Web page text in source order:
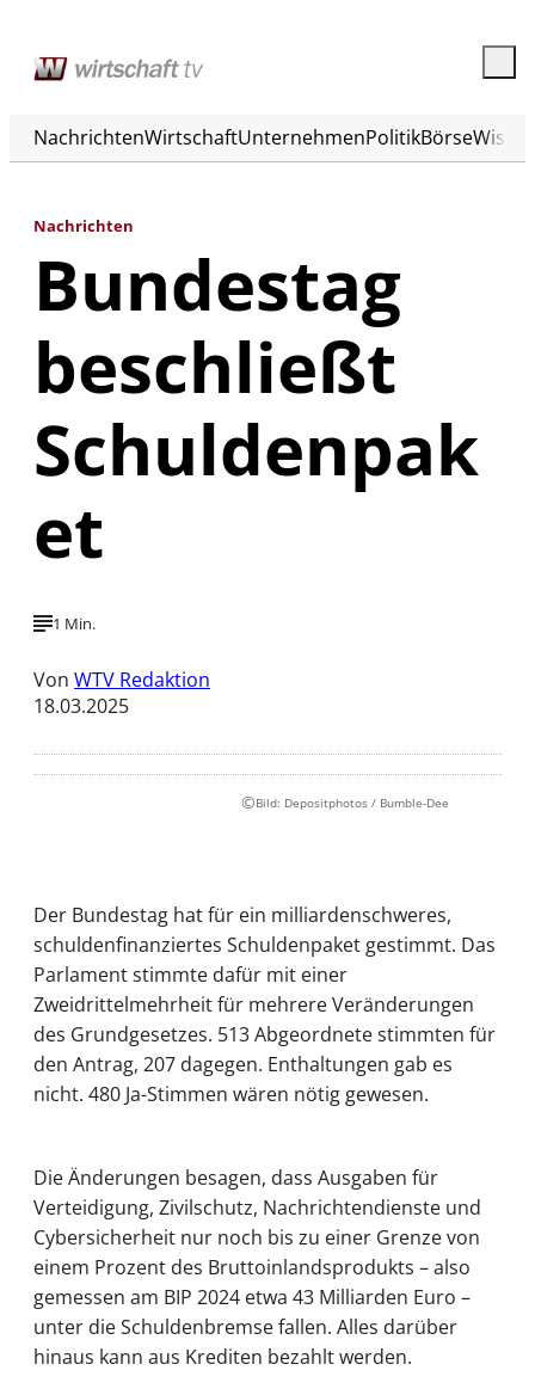
NachrichtenWirtschaftUnternehmenPolitikBörse
Nachrichten
Bundestag
beschließt
Schuldenpak
et
1 Min.
Von WTV Redaktion
18.03.2025
©Bild: Depositphotos / Bumble-Dee
Der Bundestag hat für ein milliardenschweres,
schuldenfinanziertes Schuldenpaket gestimmt. Das
Parlament stimmte dafür mit einer
Zweidrittelmehrheit für mehrere Veränderungen
des Grundgesetzes. 513 Abgeordnete stimmten für
den Antrag, 207 dagegen. Enthaltungen gab es
nicht. 480 Ja-Stimmen wären nötig gewesen.
Die Änderungen besagen, dass Ausgaben für
Verteidigung, Zivilschutz, Nachrichtendienste und
Cybersicherheit nur noch bis zu einer Grenze von
einem Prozent des Bruttoinlandsprodukts – also
gemessen am BIP 2024 etwa 43 Milliarden Euro –
unter die Schuldenbremse fallen. Alles darüber
hinaus kann aus Krediten bezahlt werden.